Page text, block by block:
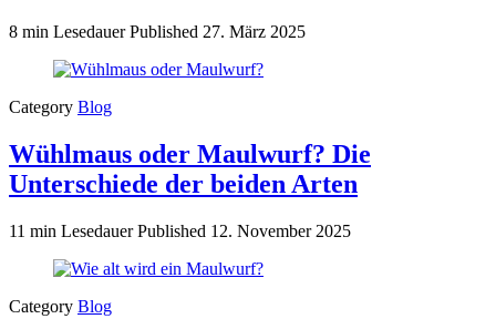
8 min LesedauerPublished 27. März 2025
Category Blog
Wühlmaus oder Maulwurf? Die
Unterschiede der beiden Arten
11 min LesedauerPublished 12. November 2025
Category Blog